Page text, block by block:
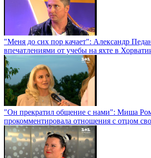
"Меня до сих пор качает": Александр
впечатлениями от учебы на яхте в
"Он прекратил общение с нами": Миша
прокомментировала отношения с отцом